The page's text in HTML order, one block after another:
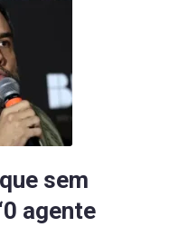
sem
agente